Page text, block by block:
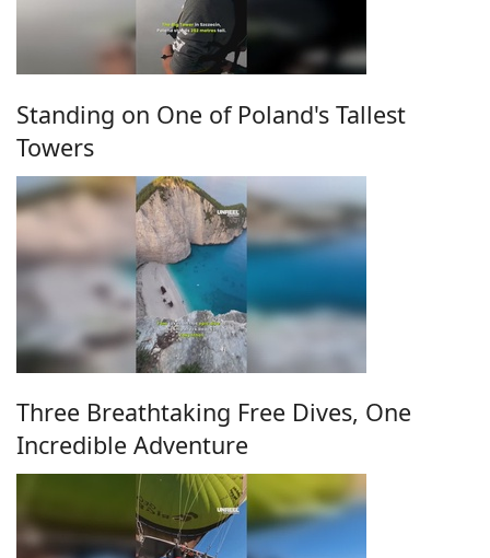
Standing on One of Poland's Tallest
Towers
Three Breathtaking Free Dives, One
Incredible Adventure